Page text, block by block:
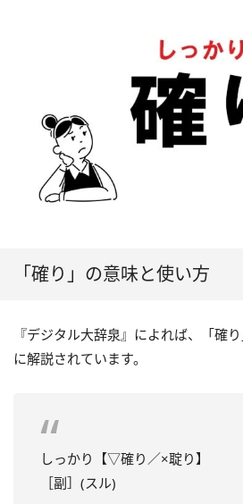
「確り」の意味と使い方
『デジタル大辞泉』によれば、「確
に解説されています。
しっかり【▽確り／×聢り】
［副］(スル)